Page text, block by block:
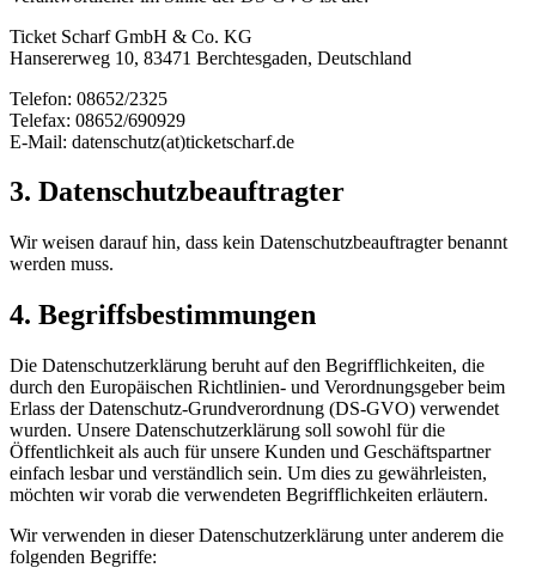
Ticket Scharf GmbH & Co. KG
Hansererweg 10, 83471 Berchtesgaden, Deutschland
Telefon: 08652/2325
Telefax: 08652/690929
E-Mail: datenschutz(at)ticketscharf.de
3. Datenschutzbeauftragter
Wir weisen darauf hin, dass kein Datenschutzbeauftragter benannt
werden muss.
4. Begriffsbestimmungen
Die Datenschutzerklärung beruht auf den Begrifflichkeiten, die
durch den Europäischen Richtlinien- und Verordnungsgeber beim
Erlass der Datenschutz-Grundverordnung (DS-GVO) verwendet
wurden. Unsere Datenschutzerklärung soll sowohl für die
Öffentlichkeit als auch für unsere Kunden und Geschäftspartner
einfach lesbar und verständlich sein. Um dies zu gewährleisten,
möchten wir vorab die verwendeten Begrifflichkeiten erläutern.
Wir verwenden in dieser Datenschutzerklärung unter anderem die
folgenden Begriffe: